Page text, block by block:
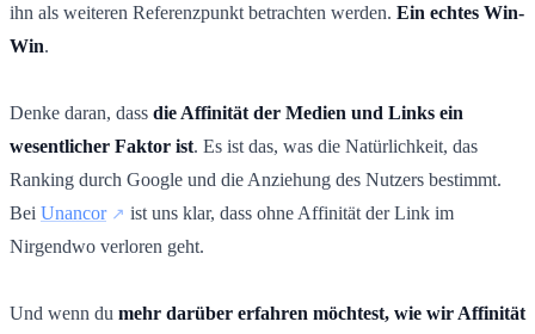
ihn als weiteren Referenzpunkt betrachten werden. Ein echtes Win-
Win.
Denke daran, dass die Affinität der Medien und Links ein
wesentlicher Faktor ist. Es ist das, was die Natürlichkeit, das
Ranking durch Google und die Anziehung des Nutzers bestimmt.
Bei Unancor
ist uns klar, dass ohne Affinität der Link im
Nirgendwo verloren geht.
Und wenn du mehr darüber erfahren möchtest, wie wir Affinität